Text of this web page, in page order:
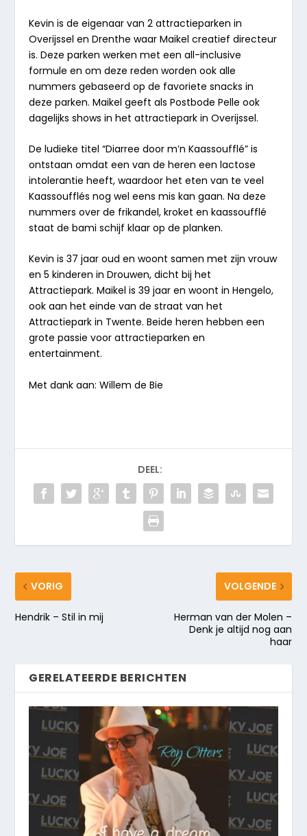
Kevin is de eigenaar van 2 attractieparken in
Overijssel en Drenthe waar Maikel creatief directeur
is. Deze parken werken met een all-inclusive
formule en om deze reden worden ook alle
nummers gebaseerd op de favoriete snacks in
deze parken. Maikel geeft als Postbode Pelle ook
dagelijks shows in het attractiepark in Overijssel.
De ludieke titel “Diarree door m’n Kaassoufflé”is
ontstaan omdat een van de heren een lactose
intolerantie heeft, waardoor het eten van te veel
Kaassoufflés nog wel eens mis kan gaan. Na deze
nummers over de frikandel, kroket en kaassoufflé
staat de bami schijf klaar op de planken.
Kevin is 37 jaar oud en woont samen met zijn vrouw
en 5 kinderen in Drouwen, dicht bij het
Attractiepark. Maikel is 39 jaar en woont in Hengelo,
ook aan het einde van de straat van het
Attractiepark in Twente. Beide heren hebben een
grote passie voor attractieparken en
entertainment.
Met dank aan: Willem de Bie
DEEL:
VORIG
Hendrik – Stil in mij
VOLGENDE
Herman van der Molen –
Denk je altijd nog aan
haar
GERELATEERDE BERICHTEN